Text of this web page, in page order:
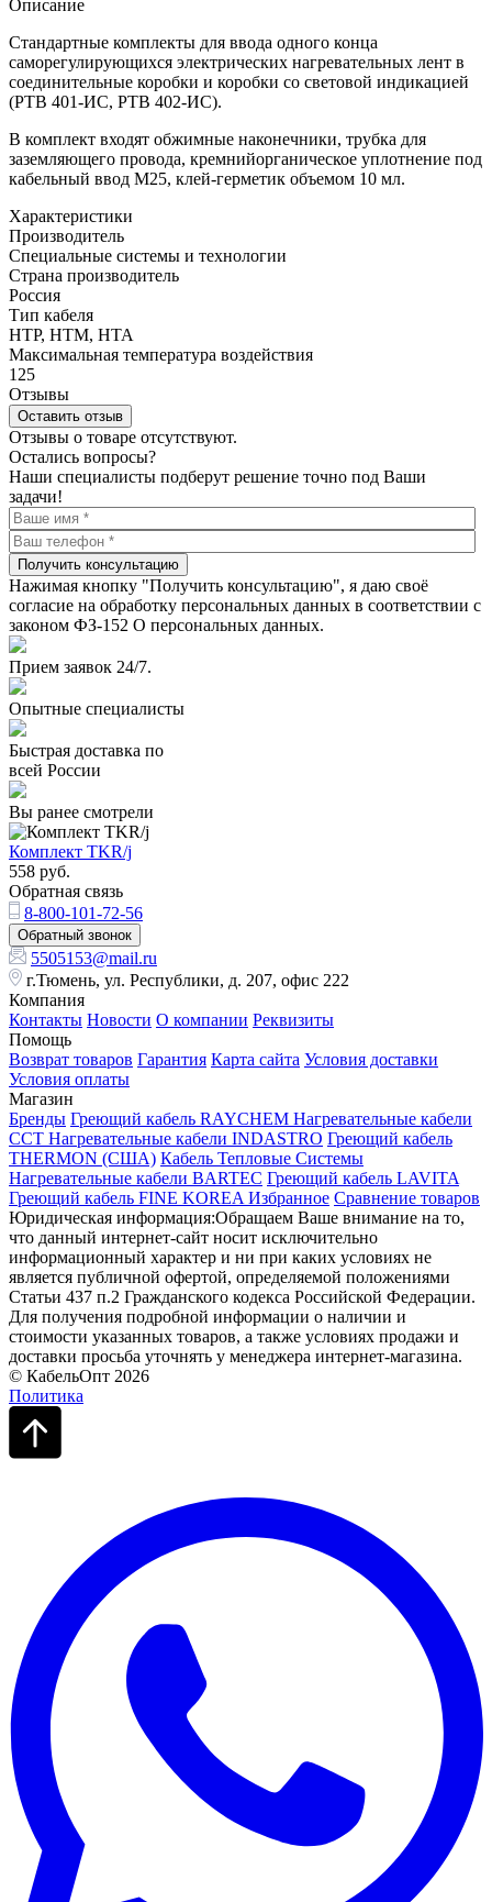
Описание
Стандартные комплекты для ввода одного конца
саморегулирующихся электрических нагревательных лент в
соединительные коробки и коробки со световой индикацией
(РТВ 401-ИС, РТВ 402-ИС).
В комплект входят обжимные наконечники, трубка для
заземляющего провода, кремнийорганическое уплотнение под
кабельный ввод М25, клей-герметик объемом 10 мл.
Характеристики
Производитель
Специальные системы и технологии
Страна производитель
Россия
Тип кабеля
HTР, HTM, HTA
Максимальная температура воздействия
125
Отзывы
Оставить отзыв
Отзывы о товаре отсутствуют.
Остались вопросы?
Наши специалисты подберут решение точно под Ваши
задачи!
Получить консультацию
Нажимая кнопку "Получить консультацию", я даю своё
согласие на обработку персональных данных в соответствии с
законом ФЗ-152 О персональных данных.
Прием заявок 24/7.
Опытные специалисты
Быстрая доставка по
всей России
Вы ранее смотрели
Комплект TKR/j
558 руб.
Обратная связь
8-800-101-72-56
Обратный звонок
5505153@mail.ru
г.Тюмень, ул. Республики, д. 207, офис 222
Компания
Контакты Новости О компании Реквизиты
Помощь
Возврат товаров Гарантия Карта сайта Условия доставки
Условия оплаты
Магазин
Бренды Греющий кабель RAYCHEM Нагревательные кабели
ССТ Нагревательные кабели INDASTRO Греющий кабель
THERMON (США) Кабель Тепловые Системы
Нагревательные кабели BARTEC Греющий кабель LAVITA
Греющий кабель FINE KOREA Избранное Сравнение товаров
Юридическая информация:Обращаем Ваше внимание на то,
что данный интернет-сайт носит исключительно
информационный характер и ни при каких условиях не
является публичной офертой, определяемой положениями
Статьи 437 п.2 Гражданского кодекса Российской Федерации.
Для получения подробной информации о наличии и
стоимости указанных товаров, а также условиях продажи и
доставки просьба уточнять у менеджера интернет-магазина.
© КабельОпт 2026
Политика